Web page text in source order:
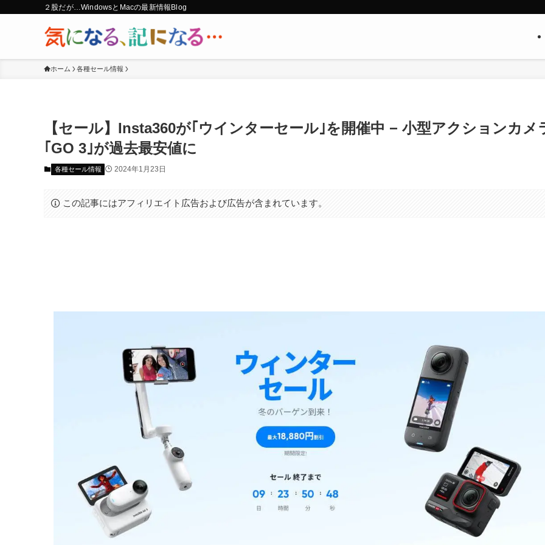
２股だが…WindowsとMacの最新情報Blog
ホーム 各種セール情報
【セール】Insta360が｢ウインターセール｣を開催中 − 小型アクションカメ
｢GO 3｣が過去最安値に
各種セール情報 2024年1月23日
この記事にはアフィリエイト広告および広告が含まれています。